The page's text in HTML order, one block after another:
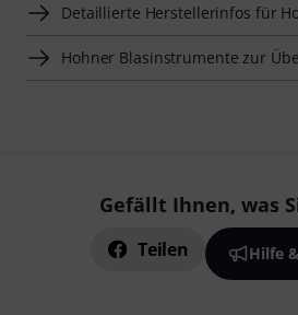
Detaillierte Herstellerinfos für
Hohner Blasinstrumente zur
Gefällt Ihnen, was
Teilen Hilfe